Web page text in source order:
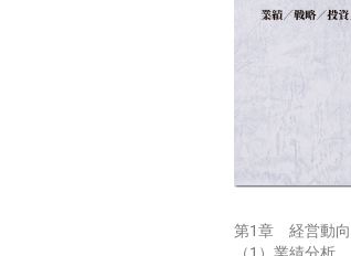
第1章 経営動向
（1）業績分析